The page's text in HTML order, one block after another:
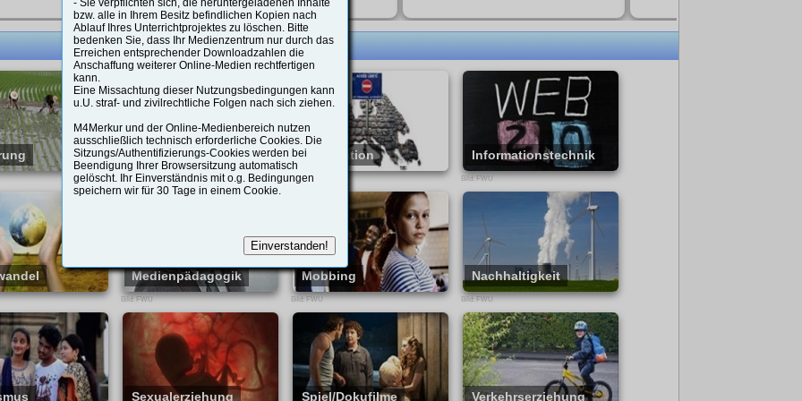
- Sie verpflichten sich, die heruntergeladenen Inhalte
bzw. alle in Ihrem Besitz befindlichen Kopien nach
Ablauf Ihres Unterrichtprojektes zu löschen. Bitte
bedenken Sie, dass Ihr Medienzentrum nur durch das
Erreichen entsprechender Downloadzahlen die
Anschaffung weiterer Online-Medien rechtfertigen
kann.
Eine Missachtung dieser Nutzungsbedingungen kann
u.U. straf- und zivilrechtliche Folgen nach sich ziehen.
M4Merkur und der Online-Medienbereich nutzen
ausschließlich technisch erforderliche Cookies. Die
Sitzungs/Authentifizierungs-Cookies werden bei
Beendigung Ihrer Browsersitzung automatisch
gelöscht. Ihr Einverständnis mit o.g. Bedingungen
speichern wir für 30 Tage in einem Cookie.
allen Medien-Datenblättern vorhanden.
Sie ihn in Ihre
Link "
Schüler/innen
ein
durch Einscannen
und der EU gelten.
Beispiele aus
und privater Praxis zeigt
welche Chancen moderne
bieten, aber auch
entstehen können,
und
aus dem Blick
Spannungsfeld zwischen
Fortschritt,
und individueller Freiheit
dazu an, kritisch über
Einsatz von
in einer
Gesellschaft nachzudenken.
- 57 Seiten BGM - 20
in Schüler- und
- 10 Interaktive H5P
Cyberangriffen: Der erweiterte
Sicherheitsbegriff macht deutlich, wie
komplex moderne Risiken sind.
Zwischen Abschreckung, Diplomatie
und gesellschaftlichem
Zusammenhalt werden zentrale
Fragen unserer Zeit gestellt.
Zusatzmaterial: - Hinweise zur
Unterrichtsplanung - Arbeitsblätter in
Schüler- und Lehrerfassung; -
interaktive Aufgaben
den Samen gewonnene
Nachtkerzenöl, das traditionell bei
Beschwerden verwendet wird.
Zusatzmaterial: - 61 S. Begleitmaterial
- 20 Arbeitsblätter in Schüler- und
Lehrerfassung - 10 Interaktive
Fremdsprachen
Bild: FWU
Immigration
Bild: FWU
Informationstechnik
Bild: FWU
Medienpädagogik
Bild: FWU
Mobbing
Bild: FWU
Nachhaltigkeit
Bild: FWU
Sexualerziehung Spiel/Dokufilme Verkehrserziehung